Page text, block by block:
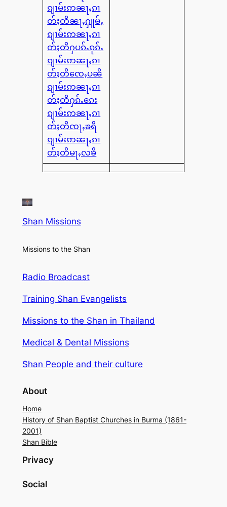
ၵျၢမ်းဢၼႃႇၵၢ
တ်ႈတိၼႃႇႁူမ်ႇ
ၵျၢမ်းဢၼႃႇၵၢ
တ်ႈတိႁပၵ်ႉၵုၵ်ႉ
ၵျၢမ်းဢၼႃႇၵၢ
တ်ႈတိၸေႇပၼိ
ၵျၢမ်းဢၼႃႇၵၢ
တ်ႈတိႁၵ်ႉၵေး
ၵျၢမ်းဢၼႃႇၵၢ
တ်ႈတိၸႃႇၶရိ
ၵျၢမ်းဢၼႃႇၵၢ
တ်ႈတိမႃႇလၶိ
Shan Missions
Missions to the Shan
Radio Broadcast
Training Shan Evangelists
Missions to the Shan in Thailand
Medical & Dental Missions
Shan People and their culture
About
Home
History of Shan Baptist Churches in Burma (1861-
2001)
Shan Bible
Privacy
Social